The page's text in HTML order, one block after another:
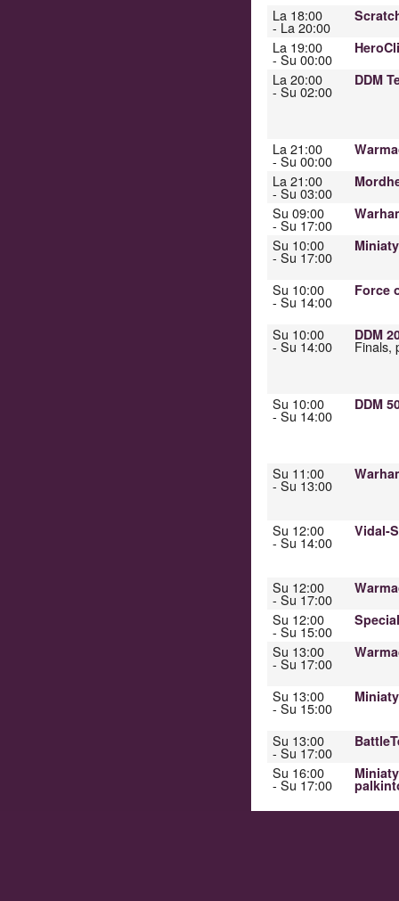
La 18:00
- La 20:00
La 19:00
- Su 00:00
La 20:00
- Su 02:00
DDM
La 21:00
- Su 00:00
La 21:00
- Su 03:00
Su 09:00
- Su 17:00
Su 10:00
- Su 17:00
Su 10:00
- Su 14:00
Force
Su 10:00
- Su 14:00
DDM
Finals,
Su 10:00
- Su 14:00
DDM
Su 11:00
- Su 13:00
Su 12:00
- Su 14:00
Vidal-
Su 12:00
- Su 17:00
Su 12:00
- Su 15:00
Su 13:00
- Su 17:00
Su 13:00
- Su 15:00
Su 13:00
- Su 17:00
Su 16:00
- Su 17:00